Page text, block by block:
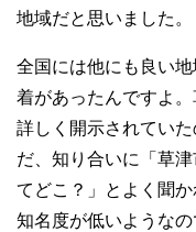
地域だと思いました。
全国には他にも良い
着があったんですよ
詳しく開示されてい
だ、知り合いに「草
てどこ？」とよく聞
知名度が低いような